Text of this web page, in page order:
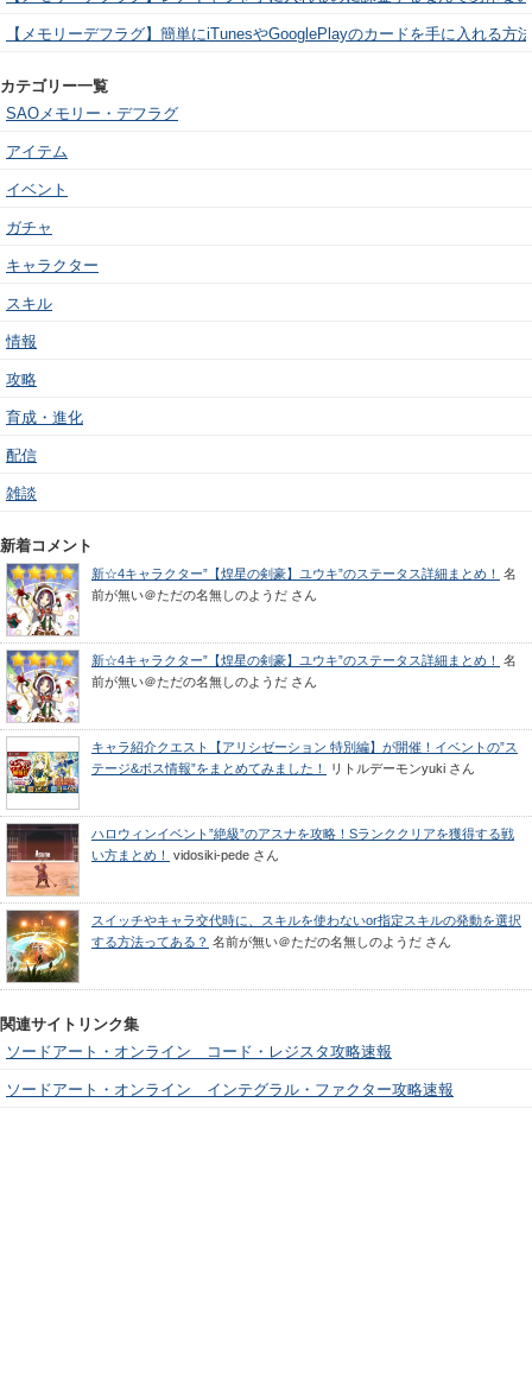
【メモリーデフラグ】簡単にiTunesやGooglePlayのカードを手に入れる方
カテゴリー一覧
SAOメモリー・デフラグ
アイテム
イベント
ガチャ
キャラクター
スキル
情報
攻略
育成・進化
配信
雑談
新着コメント
新☆4キャラクター”【煌星の剣豪】ユウキ”のステータス詳細まとめ！
名
前が無い＠ただの名無しのようだ さん
新☆4キャラクター”【煌星の剣豪】ユウキ”のステータス詳細まとめ！
名
前が無い＠ただの名無しのようだ さん
キャラ紹介クエスト【アリシゼーション 特別編】が開催！イベントの”ス
テージ&ボス情報”をまとめてみました！
リトルデーモンyuki さん
ハロウィンイベント”絶級”のアスナを攻略！Sランククリアを獲得する戦
い方まとめ！
vidosiki-pede さん
スイッチやキャラ交代時に、スキルを使わないor指定スキルの発動を選択
する方法ってある？ 名前が無い＠ただの名無しのようだ さん
関連サイトリンク集
ソードアート・オンライン コード・レジスタ攻略速報
ソードアート・オンライン インテグラル・ファクター攻略速報